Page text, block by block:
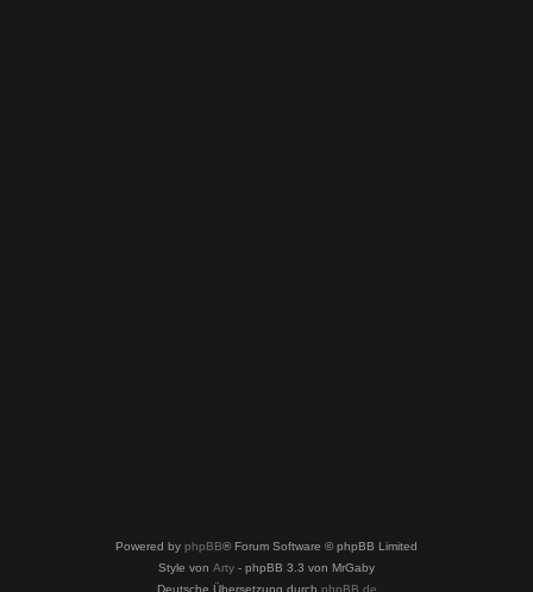
Powered by phpBB® Forum Software © phpBB Limited
Style von Arty - phpBB 3.3 von MrGaby